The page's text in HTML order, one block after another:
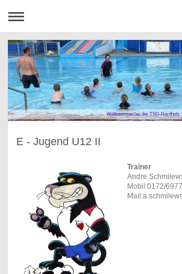
Willkommen bei der TSG-Nordholz
E - Jugend U12 II
Trainer
Andre
Mobil:0172/